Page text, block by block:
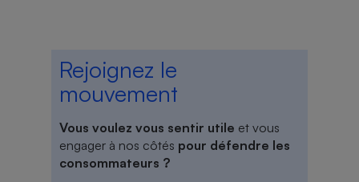
Rejoignez le
mouvement
Vous voulez vous sentir utile et vous
engager à nos côtés pour défendre les
consommateurs ?